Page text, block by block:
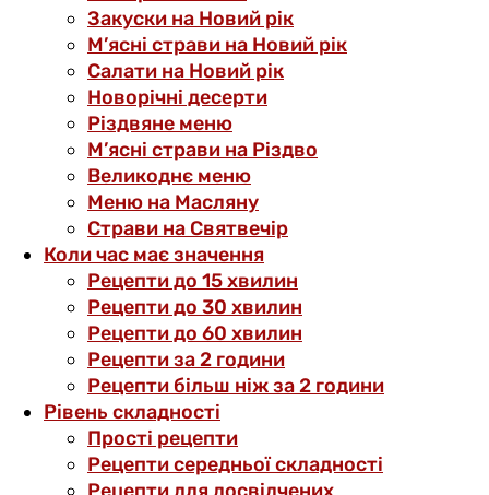
Закуски на Новий рік
М’ясні страви на Новий рік
Салати на Новий рік
Новорічні десерти
Різдвяне меню
М’ясні страви на Різдво
Великоднє меню
Меню на Масляну
Страви на Святвечір
Коли час має значення
Рецепти до 15 хвилин
Рецепти до 30 хвилин
Рецепти до 60 хвилин
Рецепти за 2 години
Рецепти більш ніж за 2 години
Рівень складності
Прості рецепти
Рецепти середньої складності